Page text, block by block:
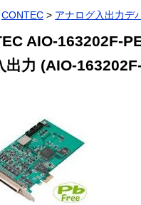
CONTEC > アナログ入出力デ
AIO-163202F-
出力 (AIO-